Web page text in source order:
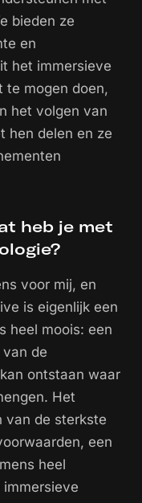
bieden ze
en
het immersieve
te mogen doen,
het volgen van
hen delen en ze
heb je met
voor mij, en
is eigenlijk een
heel moois: een
de
ontstaan waar
Het
van de sterkste
een
heel